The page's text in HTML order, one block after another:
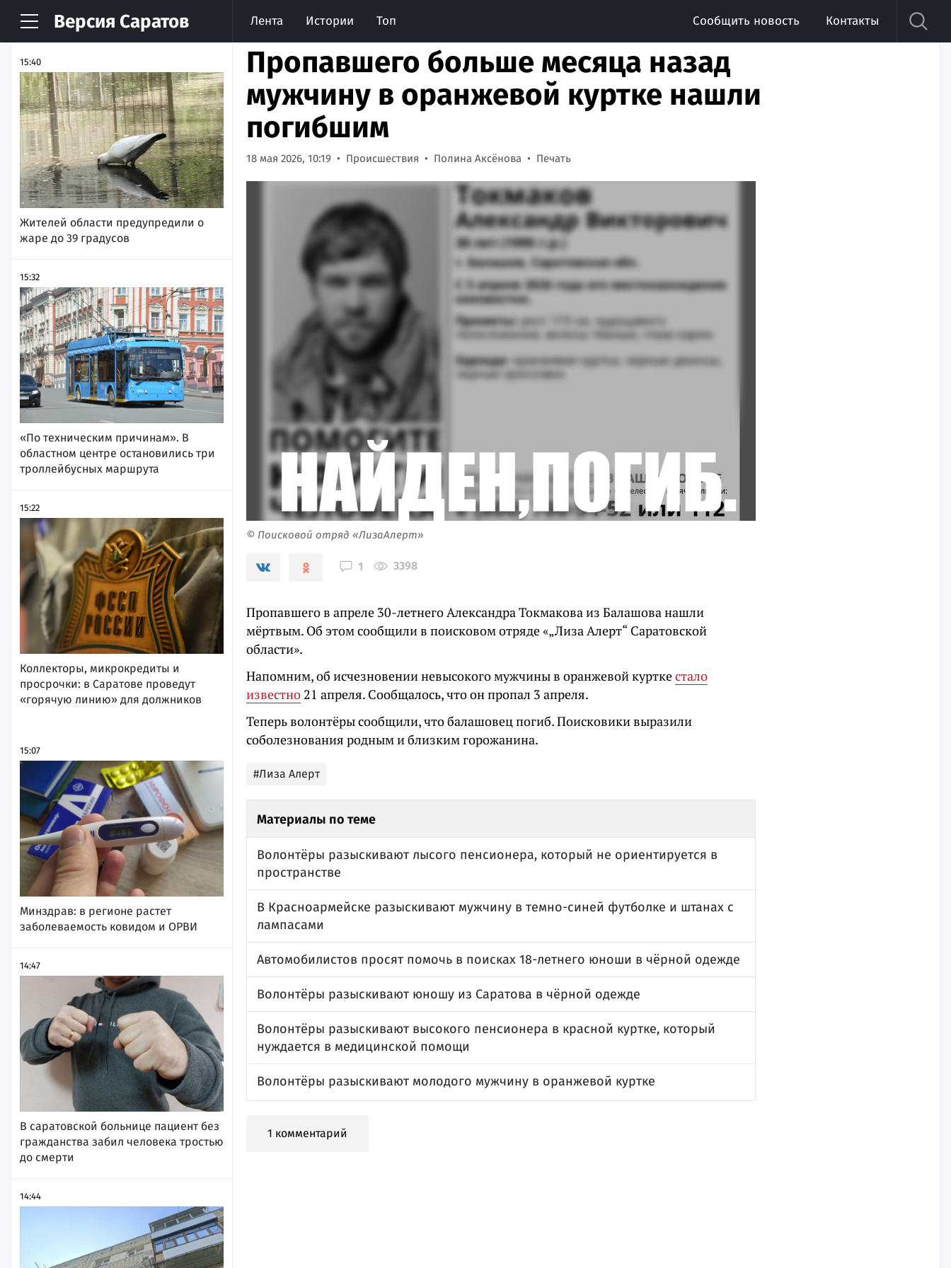
Версия Саратов Лента Истории Топ Сообщить новость Контакты
НОВОСТИ АРХИВ
15:40
Жителей области предупредили о
жаре до 39 градусов
15:32
«По техническим причинам». В
областном центре остановились три
троллейбусных маршрута
15:22
Коллекторы, микрокредиты и
просрочки: в Саратове проведут
«горячую линию» для должников
15:07
Минздрав: в регионе растет
заболеваемость ковидом и ОРВИ
14:47
В саратовской больнице пациент без
гражданства забил человека тростью
до смерти
14:44
Пропавшего больше месяца назад
мужчину в оранжевой куртке нашли
погибшим
18 мая 2026, 10:19 Происшествия Полина Аксёнова Печать
© Поисковой отряд «ЛизаАлерт»
1 3398
Пропавшего в апреле 30-летнего Александра Токмакова из Балашова нашли
мёртвым. Об этом сообщили в поисковом отряде «„Лиза Алерт“ Саратовской
области».
Напомним, об исчезновении невысокого мужчины в оранжевой курткестало
известно 21 апреля. Сообщалось, что он пропал 3 апреля.
Теперь волонтёры сообщили, что балашовец погиб. Поисковики выразили
соболезнования родным и близким горожанина.
#Лиза Алерт
Материалы по теме
Волонтёры разыскивают лысого пенсионера, который не ориентируется в
пространстве
В Красноармейске разыскивают мужчину в темно-синей футболке и штанах с
лампасами
Автомобилистов просят помочь в поисках 18-летнего юноши в чёрной одежде
Волонтёры разыскивают юношу из Саратова в чёрной одежде
Волонтёры разыскивают высокого пенсионера в красной куртке, который
нуждается в медицинской помощи
Волонтёры разыскивают молодого мужчину в оранжевой куртке
1 комментарий